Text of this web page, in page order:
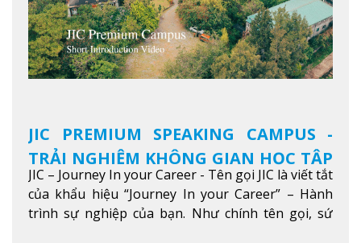
JIC PREMIUM SPEAKING CAMPUS -
TRẢI NGHIỆM KHÔNG GIAN HỌC TẬP
5 SAO TẠI BAGUIO
JIC – Journey In your Career - Tên gọi JIC là viết tắt
của khẩu hiệu “Journey In your Career” – Hành
trình sự nghiệp của bạn. Như chính tên gọi, sứ